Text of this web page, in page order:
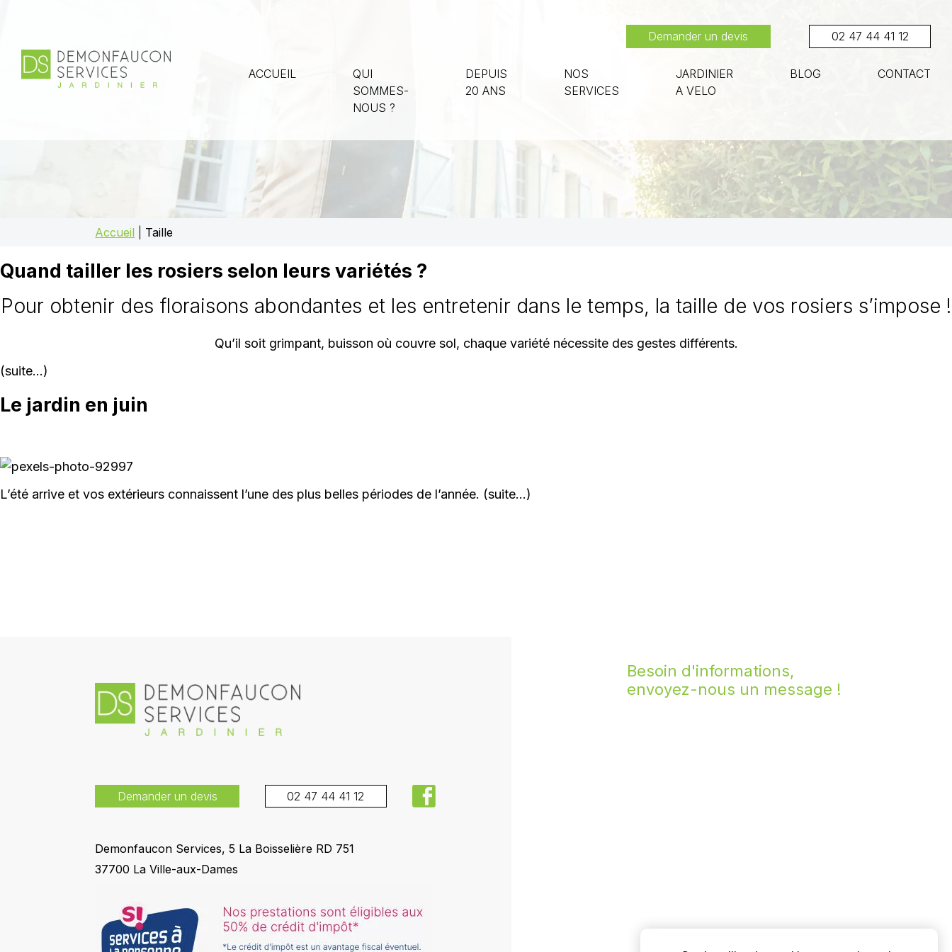
Demander un devis 02 47 44 41 12
ACCUEIL
QUI
SOMMES-
NOUS ?
DEPUIS
20 ANS
NOS
SERVICES
JARDINIER
A VELO
BLOG CONTACT
Accueil Taille
Quand tailler les rosiers selon leurs variétés ?
Pour obtenir des floraisons abondantes et les entretenir dans le temps, la taille de vos rosiers s’impose !
Qu’il soit grimpant, buisson où couvre sol, chaque variété nécessite des gestes différents.
(suite…)
Le jardin en juin
L’été arrive et vos extérieurs connaissent l’une des plus belles périodes de l’année. (suite…)
Demander un devis 02 47 44 41 12 facebook
Demonfaucon Services, 5 La Boisselière RD 751
37700 La Ville-aux-Dames
Besoin d'informations,
envoyez-nous un message !